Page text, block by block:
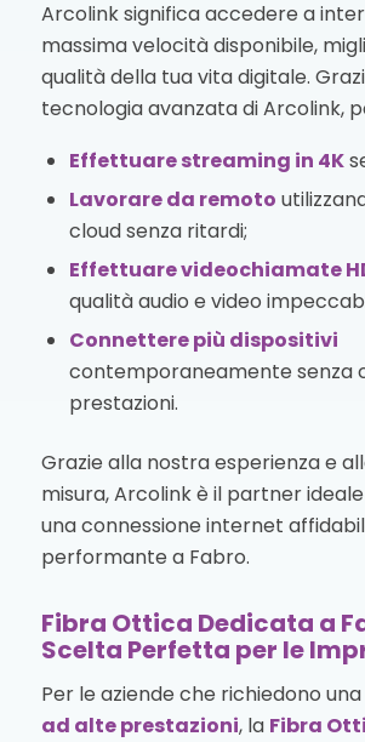
Arcolink significa accedere a
massima velocità disponibile,
qualità della tua vita digitale.
tecnologia avanzata di Arcolink,
Effettuare streaming in 4K
Lavorare da remoto
cloud senza ritardi;
Effettuare videochiamate
qualità audio e video
Connettere più dispositivi
contemporaneamente senza
prestazioni.
Grazie alla nostra esperienza e
misura, Arcolink è il partner
una connessione internet
performante a Fabro.
Fibra Ottica Dedicata a
Scelta Perfetta per le
Per le aziende che richiedono
ad alte prestazioni, la Fibra